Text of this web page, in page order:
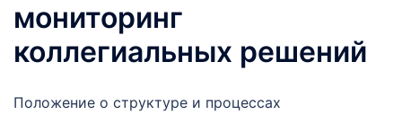
мониторинг
коллегиальных решений
Положение о структуре и процессах